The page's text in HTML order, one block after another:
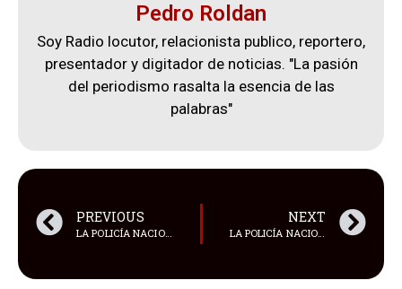
Pedro Roldan
Soy Radio locutor, relacionista publico, reportero,
presentador y digitador de noticias. "La pasión
del periodismo rasalta la esencia de las
palabras"
PREVIOUS
LA POLICÍA NACIONAL INFORMÓ SOBRE LAS ACCIONES QUE EJECUTARÁ DURANTE ESTE FERIADO DEL 10 DE AGOSTO
NEXT